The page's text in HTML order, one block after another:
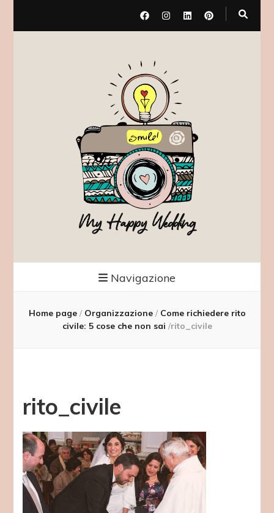
My Happy Wedding
Navigazione
Home page / Organizzazione / Come richiedere rito
civile: 5 cose che non sai /rito_civile
rito_civile